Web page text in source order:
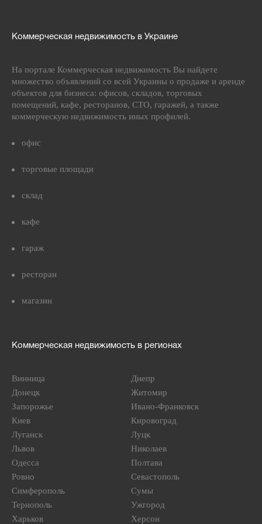
Коммерческая недвижимость в Украине
На портале Коммерческая недвижимость Вы найдете
множество объявлений со всей Украины о продаже и аренде
объектов для бизнеса: офисов, складов, торговых
помещений, кафе, ресторанов, СТО, гаражей, а также
коммерческую недвижимость иных профилей.
офис
торговые площади
склад
кафе
гараж
ресторан
магазин
Коммерческая недвижимость в регионах
Винница
Днепр
Донецк
Житомир
Запорожье
Ивано-Франковск
Киев
Кировоград
Луганск
Луцк
Львов
Николаев
Одесса
Полтава
Ровно
Севастополь
Симферополь
Сумы
Тернополь
Ужгород
Харьков
Херсон